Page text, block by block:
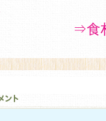
⇒食